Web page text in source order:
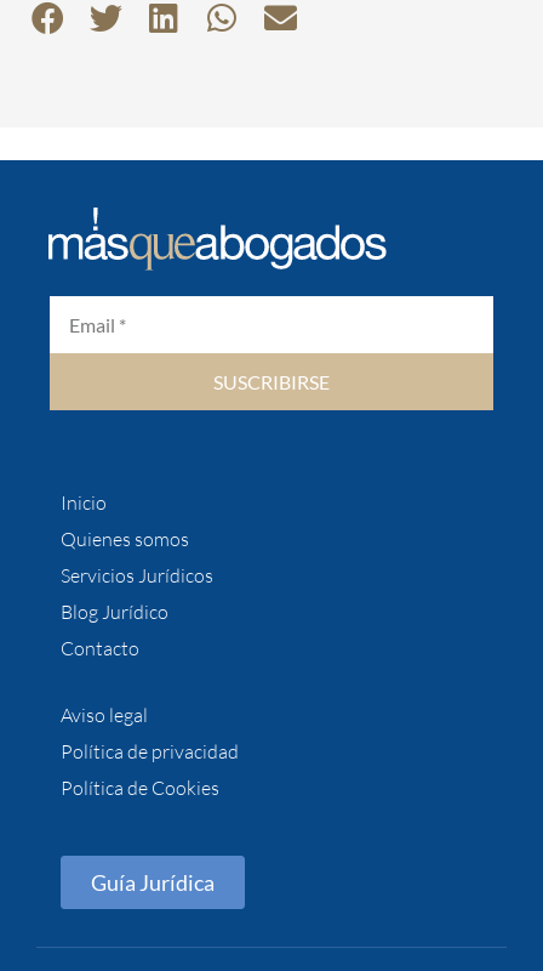
SUSCRIBIRSE
Inicio
Quienes somos
Servicios Jurídicos
Blog Jurídico
Contacto
Aviso legal
Política de privacidad
Política de Cookies
Guía Jurídica